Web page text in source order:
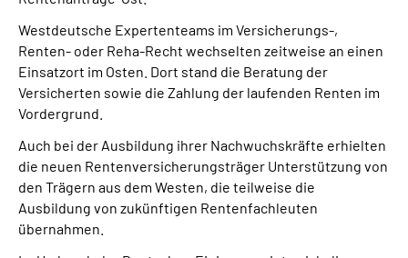
Westdeutsche Expertenteams im Versicherungs-,
Renten- oder Reha-Recht wechselten zeitweise an einen
Einsatzort im Osten. Dort stand die Beratung der
Versicherten sowie die Zahlung der laufenden Renten im
Vordergrund.
Auch bei der Ausbildung ihrer Nachwuchskräfte erhielten
die neuen Rentenversicherungsträger Unterstützung von
den Trägern aus dem Westen, die teilweise die
Ausbildung von zukünftigen Rentenfachleuten
übernahmen.